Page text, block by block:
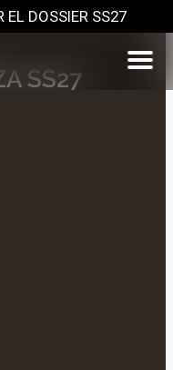
EL DOSSIER SS27
SS27